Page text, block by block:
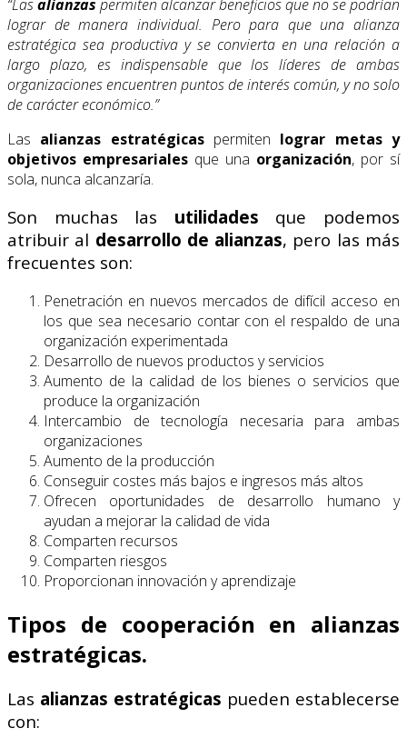
“Lasalianzas permiten alcanzar beneficios que no se podrían
lograr de manera individual. Pero para que una alianza
estratégica sea productiva y se convierta en una relación a
largo plazo, es indispensable que los líderes de ambas
organizaciones encuentren puntos de interés común, y no solo
de carácter económico.”
Las alianzas estratégicaspermiten lograr metas y
objetivos empresariales que una organización, por sí
sola, nunca alcanzaría.
Son muchas las utilidades que podemos
atribuir al desarrollo de alianzas, pero las más
frecuentes son:
Penetración en nuevos mercados de difícil acceso en
los que sea necesario contar con el respaldo de una
organización experimentada
Desarrollo de nuevos productos y servicios
Aumento de la calidad de los bienes o servicios que
produce la organización
Intercambio de tecnología necesaria para ambas
organizaciones
Aumento de la producción
Conseguir costes más bajos e ingresos más altos
Ofrecen oportunidades de desarrollo humano y
ayudan a mejorar la calidad de vida
Comparten recursos
Comparten riesgos
Proporcionan innovación y aprendizaje
Tipos de cooperación en alianzas
estratégicas.
Las alianzas estratégicas pueden establecerse
con: